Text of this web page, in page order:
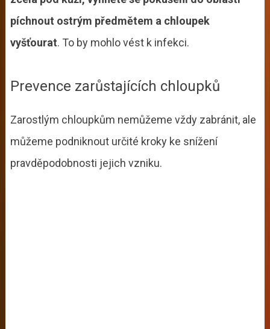
píchnout ostrým předmětem a chloupek
vyšťourat. To by mohlo vést k infekci.
Prevence zarůstajících chloupků
Zarostlým chloupkům nemůžeme vždy zabránit, ale
můžeme podniknout určité kroky ke snížení
pravděpodobnosti jejich vzniku.